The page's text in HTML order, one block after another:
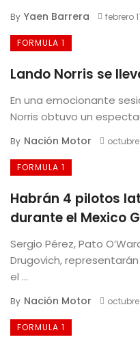
By Yaen Barrera febrero
FORMULA 1
Lando Norris se
En una emocionante
Norris obtuvo un
By Nación Motor octubre
FORMULA 1
Habrán 4 pilotos
durante el Mexico
Sergio Pérez, Pato
Drugovich,
el ...
By Nación Motor octubre
FORMULA 1